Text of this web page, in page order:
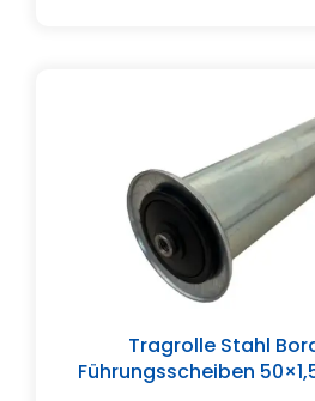
Tragrolle Stahl
Führungsscheiben